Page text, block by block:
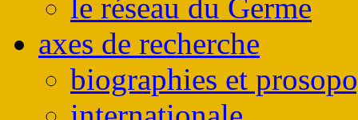
le réseau du Germe
axes de recherche
biographies et